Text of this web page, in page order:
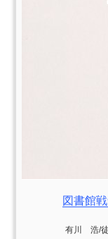
図書館
有川 浩/徒